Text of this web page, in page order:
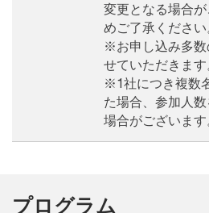
変更となる場合
めご了承ください
※お申し込み多数
せていただき
※1社につき複数
た場合、参加人
場合がございます
プログラム